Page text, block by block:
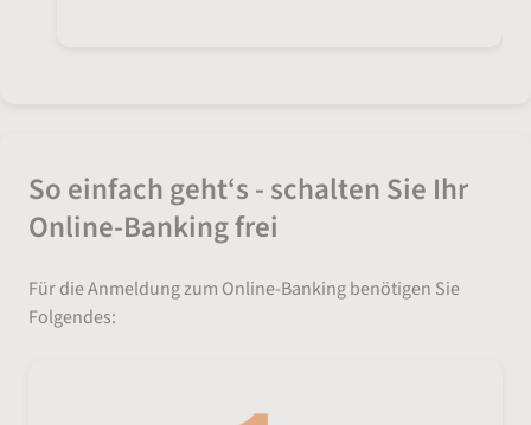
So einfach geht‘s - schalten Sie Ihr
Online-Banking frei
Für die Anmeldung zum Online-Banking benötigen Sie
Folgendes: